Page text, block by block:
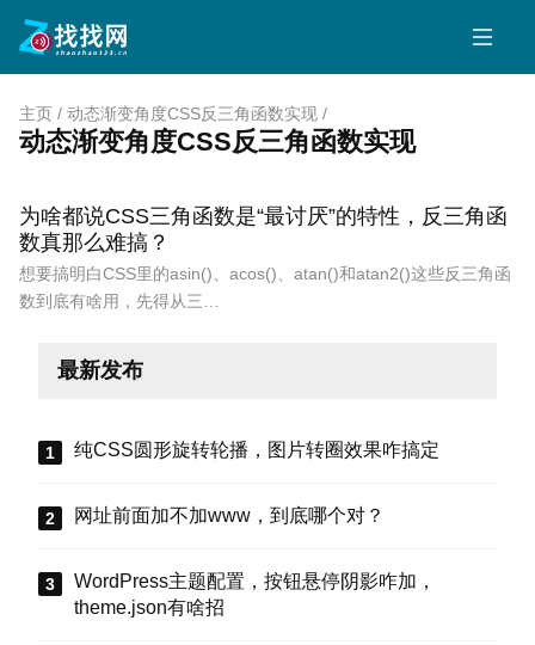
主页 / 动态渐变角度CSS反三角函数实现 /
动态渐变角度CSS反三角函数实现
为啥都说CSS三角函数是“最讨厌”的特性，反三角函
数真那么难搞？
想要搞明白CSS里的asin()、acos()、atan()和atan2()这些反三角函
数到底有啥用，先得从三…
最新发布
纯CSS圆形旋转轮播，图片转圈效果咋搞定
网址前面加不加www，到底哪个对？
WordPress主题配置，按钮悬停阴影咋加，
theme.json有啥招